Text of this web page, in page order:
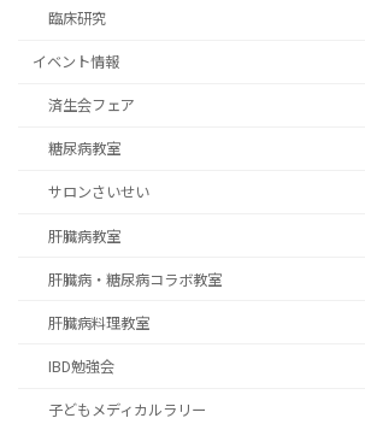
臨床研究
イベント情報
済生会フェア
糖尿病教室
サロンさいせい
肝臓病教室
肝臓病・糖尿病コラボ教室
肝臓病料理教室
IBD勉強会
子どもメディカルラリー